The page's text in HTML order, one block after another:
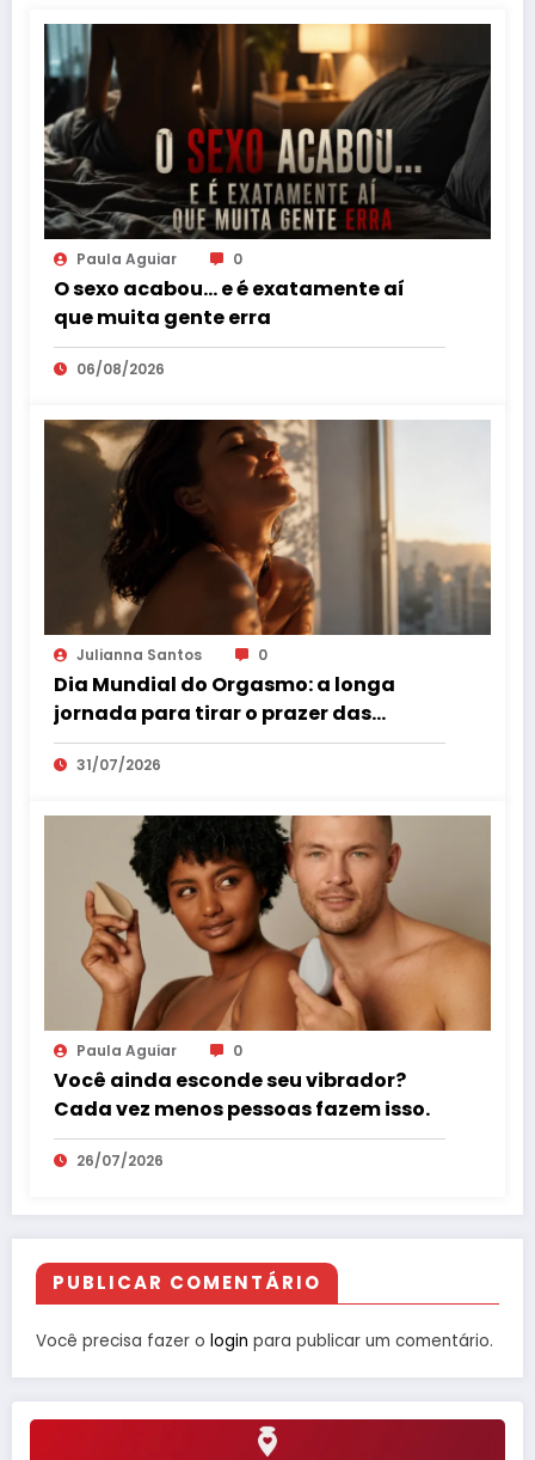
Paula Aguiar 0
O sexo acabou… e é exatamente aí
que muita gente erra
06/08/2026
Julianna Santos 0
Dia Mundial do Orgasmo: a longa
jornada para tirar o prazer das
sombras
31/07/2026
Paula Aguiar 0
Você ainda esconde seu vibrador?
Cada vez menos pessoas fazem isso.
26/07/2026
PUBLICAR COMENTÁRIO
Você precisa fazer o login para publicar um comentário.